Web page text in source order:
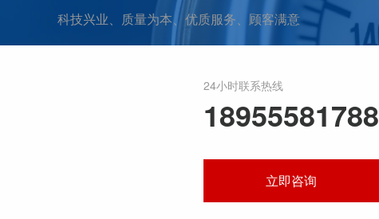
科技兴业、质量为本、优质服务、顾客满意
24小时联系热线
18955581788
立即咨询